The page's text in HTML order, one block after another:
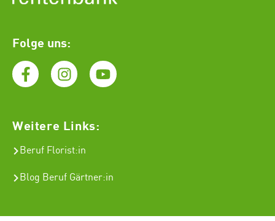
Folge uns:
Weitere Links:
Beruf Florist:in
Blog Beruf Gärtner:in